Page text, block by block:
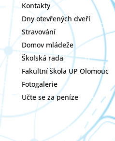
Kontakty
Dny otevřených dveří
Stravování
Domov mládeže
Školská rada
Fakultní škola UP Olomouc
Fotogalerie
Učte se za peníze